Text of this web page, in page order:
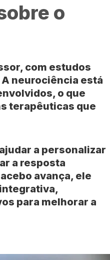
o
com estudos
neurociência está
o que
terapêuticas que
a personalizar
a resposta
avança, ele
para melhorar a